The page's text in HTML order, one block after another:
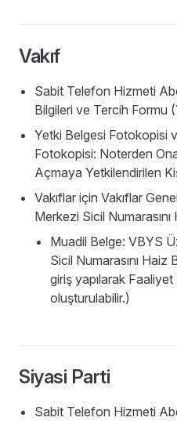
Vakıf
Sabit Telefon Hizmeti
Bilgileri ve Tercih Formu
Yetki Belgesi Fotokopisi
Fotokopisi: Noterden
Açmaya Yetkilendirilen
Vakıflar için Vakıflar
Merkezi Sicil
Muadil Belge: VBYS
Sicil Numarasını Haiz
giriş yapılarak
oluşturulabilir.)
Siyasi Parti
Sabit Telefon Hizmeti